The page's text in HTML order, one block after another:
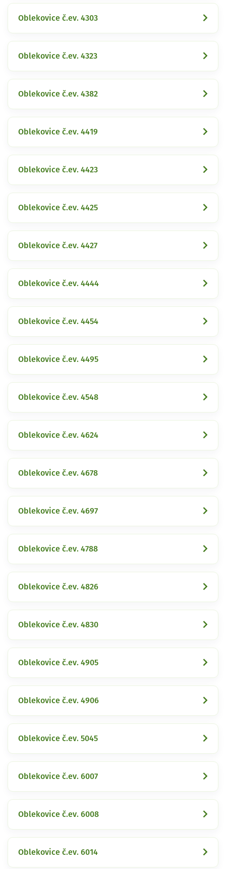
Oblekovice č.ev. 4303
Oblekovice č.ev. 4323
Oblekovice č.ev. 4382
Oblekovice č.ev. 4419
Oblekovice č.ev. 4423
Oblekovice č.ev. 4425
Oblekovice č.ev. 4427
Oblekovice č.ev. 4444
Oblekovice č.ev. 4454
Oblekovice č.ev. 4495
Oblekovice č.ev. 4548
Oblekovice č.ev. 4624
Oblekovice č.ev. 4678
Oblekovice č.ev. 4697
Oblekovice č.ev. 4788
Oblekovice č.ev. 4826
Oblekovice č.ev. 4830
Oblekovice č.ev. 4905
Oblekovice č.ev. 4906
Oblekovice č.ev. 5045
Oblekovice č.ev. 6007
Oblekovice č.ev. 6008
Oblekovice č.ev. 6014